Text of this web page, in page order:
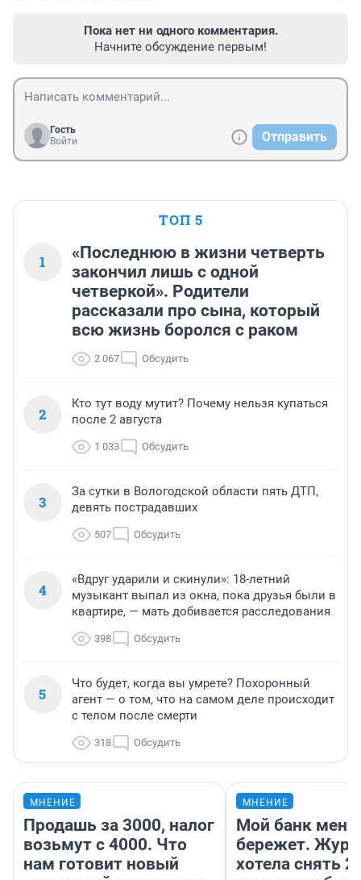
Пока нет ни одного комментария.
Начните обсуждение первым!
Гость
Войти
Отправить
ТОП 5
1
«Последнюю в жизни четверть
закончил лишь с одной
четверкой». Родители
рассказали про сына, который
всю жизнь боролся с раком
2 067 Обсудить
2
Кто тут воду мутит? Почему нельзя купаться
после 2 августа
1 033 Обсудить
3
За сутки в Вологодской области пять ДТП,
девять пострадавших
507 Обсудить
4
«Вдруг ударили и скинули»: 18-летний
музыкант выпал из окна, пока друзья были в
квартире, — мать добивается расследования
398 Обсудить
5
Что будет, когда вы умрете? Похоронный
агент — о том, что на самом деле происходит
с телом после смерти
318 Обсудить
МНЕНИЕ
Продашь за 3000, налог
возьмут с 4000. Что
нам готовит новый
МНЕНИЕ
Мой банк меня
бережет.
хотела снять